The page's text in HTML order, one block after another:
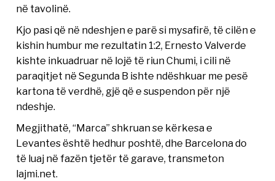
në tavolinë.
Kjo pasi që në ndeshjen e parë si mysafirë, të cilën e
kishin humbur me rezultatin 1:2, Ernesto Valverde
kishte inkuadruar në lojë të riun Chumi, i cili në
paraqitjet në Segunda B ishte ndëshkuar me pesë
kartona të verdhë, gjë që e suspendon për një
ndeshje.
Megjithatë, “Marca” shkruan se kërkesa e
Levantes është hedhur poshtë, dhe Barcelona do
të luaj në fazën tjetër të garave, transmeton
lajmi.net.